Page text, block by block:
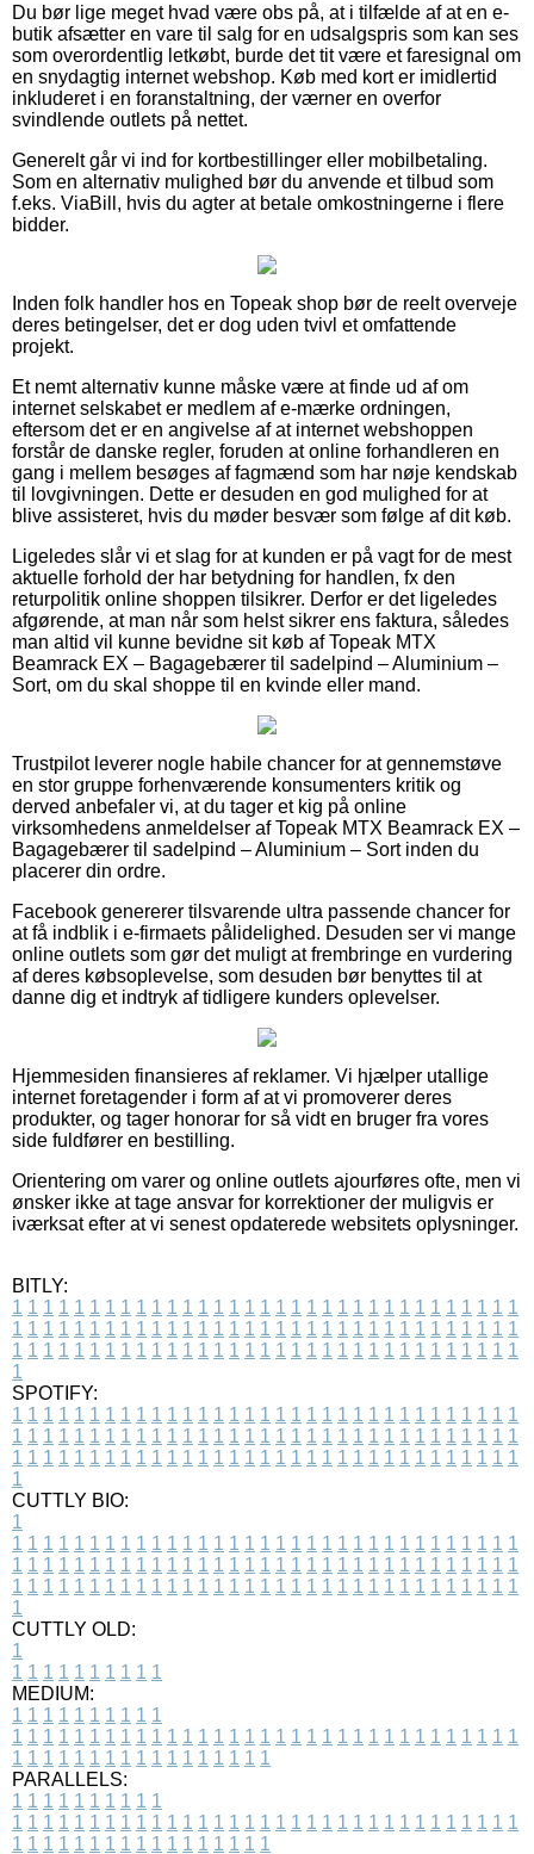
Du bør lige meget hvad være obs på, at i tilfælde af at en e-
butik afsætter en vare til salg for en udsalgspris som kan ses
som overordentlig letkøbt, burde det tit være et faresignal om
en snydagtig internet webshop. Køb med kort er imidlertid
inkluderet i en foranstaltning, der værner en overfor
svindlende outlets på nettet.
Generelt går vi ind for kortbestillinger eller mobilbetaling.
Som en alternativ mulighed bør du anvende et tilbud som
f.eks. ViaBill, hvis du agter at betale omkostningerne i flere
bidder.
Inden folk handler hos en Topeak shop bør de reelt overveje
deres betingelser, det er dog uden tvivl et omfattende
projekt.
Et nemt alternativ kunne måske være at finde ud af om
internet selskabet er medlem af e-mærke ordningen,
eftersom det er en angivelse af at internet webshoppen
forstår de danske regler, foruden at online forhandleren en
gang i mellem besøges af fagmænd som har nøje kendskab
til lovgivningen. Dette er desuden en god mulighed for at
blive assisteret, hvis du møder besvær som følge af dit køb.
Ligeledes slår vi et slag for at kunden er på vagt for de mest
aktuelle forhold der har betydning for handlen, fx den
returpolitik online shoppen tilsikrer. Derfor er det ligeledes
afgørende, at man når som helst sikrer ens faktura, således
man altid vil kunne bevidne sit køb af Topeak MTX
Beamrack EX – Bagagebærer til sadelpind – Aluminium –
Sort, om du skal shoppe til en kvinde eller mand.
Trustpilot leverer nogle habile chancer for at gennemstøve
en stor gruppe forhenværende konsumenters kritik og
derved anbefaler vi, at du tager et kig på online
virksomhedens anmeldelser af Topeak MTX Beamrack EX –
Bagagebærer til sadelpind – Aluminium – Sort inden du
placerer din ordre.
Facebook genererer tilsvarende ultra passende chancer for
at få indblik i e-firmaets pålidelighed. Desuden ser vi mange
online outlets som gør det muligt at frembringe en vurdering
af deres købsoplevelse, som desuden bør benyttes til at
danne dig et indtryk af tidligere kunders oplevelser.
Hjemmesiden finansieres af reklamer. Vi hjælper utallige
internet foretagender i form af at vi promoverer deres
produkter, og tager honorar for så vidt en bruger fra vores
side fuldfører en bestilling.
Orientering om varer og online outlets ajourføres ofte, men vi
ønsker ikke at tage ansvar for korrektioner der muligvis er
iværksat efter at vi senest opdaterede websitets oplysninger.
BITLY:
1 1 1 1 1 1 1 1 1 1 1 1 1 1 1 1 1 1 1 1 1 1 1 1 1 1 1 1 1 1 1 1 1
1 1 1 1 1 1 1 1 1 1 1 1 1 1 1 1 1 1 1 1 1 1 1 1 1 1 1 1 1 1 1 1 1
1 1 1 1 1 1 1 1 1 1 1 1 1 1 1 1 1 1 1 1 1 1 1 1 1 1 1 1 1 1 1 1 1
1
SPOTIFY:
1 1 1 1 1 1 1 1 1 1 1 1 1 1 1 1 1 1 1 1 1 1 1 1 1 1 1 1 1 1 1 1 1
1 1 1 1 1 1 1 1 1 1 1 1 1 1 1 1 1 1 1 1 1 1 1 1 1 1 1 1 1 1 1 1 1
1 1 1 1 1 1 1 1 1 1 1 1 1 1 1 1 1 1 1 1 1 1 1 1 1 1 1 1 1 1 1 1 1
1
CUTTLY BIO:
1
1 1 1 1 1 1 1 1 1 1 1 1 1 1 1 1 1 1 1 1 1 1 1 1 1 1 1 1 1 1 1 1 1
1 1 1 1 1 1 1 1 1 1 1 1 1 1 1 1 1 1 1 1 1 1 1 1 1 1 1 1 1 1 1 1 1
1 1 1 1 1 1 1 1 1 1 1 1 1 1 1 1 1 1 1 1 1 1 1 1 1 1 1 1 1 1 1 1 1
1
CUTTLY OLD:
1
1 1 1 1 1 1 1 1 1 1
MEDIUM:
1 1 1 1 1 1 1 1 1 1
1 1 1 1 1 1 1 1 1 1 1 1 1 1 1 1 1 1 1 1 1 1 1 1 1 1 1 1 1 1 1 1 1
1 1 1 1 1 1 1 1 1 1 1 1 1 1 1 1 1
PARALLELS:
1 1 1 1 1 1 1 1 1 1
1 1 1 1 1 1 1 1 1 1 1 1 1 1 1 1 1 1 1 1 1 1 1 1 1 1 1 1 1 1 1 1 1
1 1 1 1 1 1 1 1 1 1 1 1 1 1 1 1 1